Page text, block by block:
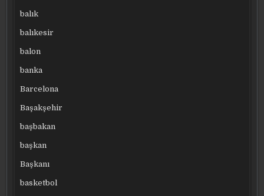
balık
balıkesir
balon
banka
Barcelona
Başakşehir
başbakan
başkan
Başkanı
basketbol